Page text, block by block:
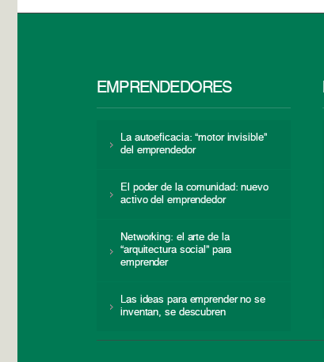
EMPRENDEDORES
La autoeficacia: “motor invisible”
del emprendedor
El poder de la comunidad: nuevo
activo del emprendedor
Networking: el arte de la
“arquitectura social” para
emprender
Las ideas para emprender no se
inventan, se descubren